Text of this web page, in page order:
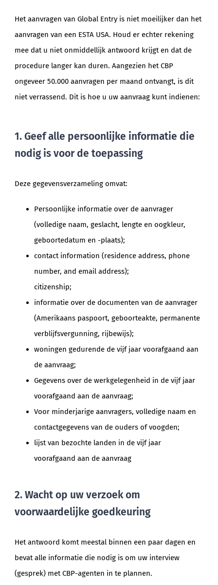
Het aanvragen van Global Entry is niet moeilijker dan het
aanvragen van een ESTA USA. Houd er echter rekening
mee dat u niet onmiddellijk antwoord krijgt en dat de
procedure langer kan duren. Aangezien het CBP
ongeveer 50.000 aanvragen per maand ontvangt, is dit
niet verrassend. Dit is hoe u uw aanvraag kunt indienen:
1. Geef alle persoonlijke informatie die
nodig is voor de toepassing
Deze gegevensverzameling omvat:
Persoonlijke informatie over de aanvrager
(volledige naam, geslacht, lengte en oogkleur,
geboortedatum en -plaats);
contact information (residence address, phone
number, and email address);
citizenship;
informatie over de documenten van de aanvrager
(Amerikaans paspoort, geboorteakte, permanente
verblijfsvergunning, rijbewijs);
woningen gedurende de vijf jaar voorafgaand aan
de aanvraag;
Gegevens over de werkgelegenheid in de vijf jaar
voorafgaand aan de aanvraag;
Voor minderjarige aanvragers, volledige naam en
contactgegevens van de ouders of voogden;
lijst van bezochte landen in de vijf jaar
voorafgaand aan de aanvraag
2. Wacht op uw verzoek om
voorwaardelijke goedkeuring
Het antwoord komt meestal binnen een paar dagen en
bevat alle informatie die nodig is om uw interview
(gesprek) met CBP-agenten in te plannen.